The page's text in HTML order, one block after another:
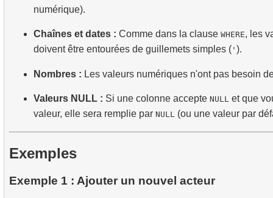
numérique).
Chaînes et dates : Comme dans la clause WHERE, les
doivent être entourées de guillemets simples ( ' ).
Nombres : Les valeurs numériques n'ont pas besoin
Valeurs NULL : Si une colonne accepte NULL et que
valeur, elle sera remplie par NULL (ou une valeur par
Exemples
Exemple 1 : Ajouter un nouvel acteur